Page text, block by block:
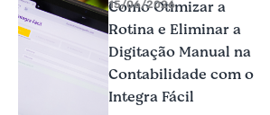
15/06/2026
Como Otimizar a
Rotina e Eliminar a
Digitação Manual na
Contabilidade com o
Integra Fácil